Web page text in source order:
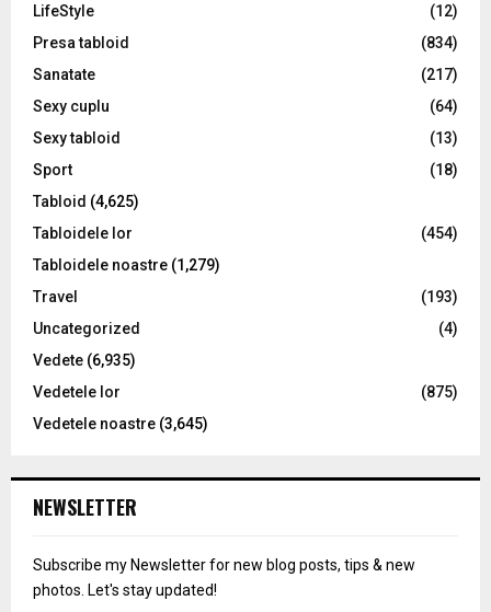
LifeStyle
(12)
Presa tabloid
(834)
Sanatate
(217)
Sexy cuplu
(64)
Sexy tabloid
(13)
Sport
(18)
Tabloid (4,625)
Tabloidele lor
(454)
Tabloidele noastre (1,279)
Travel
(193)
Uncategorized
(4)
Vedete (6,935)
Vedetele lor
(875)
Vedetele noastre (3,645)
NEWSLETTER
Subscribe my Newsletter for new blog posts, tips & new
photos. Let's stay updated!